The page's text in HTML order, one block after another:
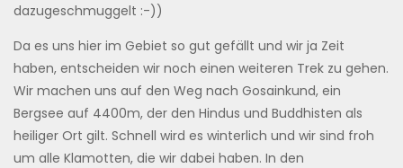
dazugeschmuggelt :-))
Da es uns hier im Gebiet so gut gefällt und wir ja Zeit
haben, entscheiden wir noch einen weiteren Trek zu gehen.
Wir machen uns auf den Weg nach Gosainkund, ein
Bergsee auf 4400m, der den Hindus und Buddhisten als
heiliger Ort gilt. Schnell wird es winterlich und wir sind froh
um alle Klamotten, die wir dabei haben. In den